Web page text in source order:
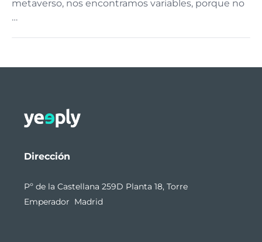
metaverso, nos encontramos variables, porque no
…
Dirección
Pº de la Castellana 259D Planta 18, Torre
Emperador Madrid